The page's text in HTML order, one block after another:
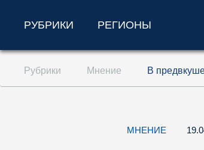
Перейти к содержанию (ключ
Перейти к поиску (ключ
РУБРИКИ РЕГИОНЫ
Рубрики Мнение В
МНЕНИЕ